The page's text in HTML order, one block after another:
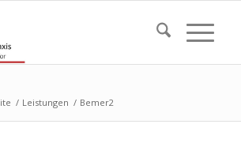
/ Leistungen / Bemer2